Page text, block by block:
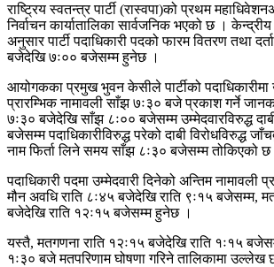
राष्ट्रिय स्वतन्त्र पार्टी (रास्वपा)को प्रथम
निर्वाचन कार्यातालिका सार्वजनिक भएको छ ।
अनुसार पार्टी पदाधिकारी पदको फारम वितरण तथा
बजेदेखि ७ः०० बजेसम्म हुनेछ ।
आयोगकका प्रमुख भुवन केसीले पार्टीको पदाधिकारीमा
प्रारम्भिक नामावली साँझ ७ः३० बजे प्रकाश गर्ने
७ः३० बजेदेखि साँझ ८ः०० बजेसम्म उम्मेदवारविरुद्ध
बजेसम्म पदाधिकारीविरुद्ध परेको दाबी विरोधविरुद्ध
नाम फिर्ता लिने समय साँझ ८ः३० बजेसम्म तोकिएको छ
पदाधिकारी पदमा उम्मेदवारी दिनेको अन्तिम
मौन अवधि राति ८ः४५ बजेदेखि राति ९ः१५ बजेसम्म,
बजेदेखि राति १२ः१५ बजेसम्म हुनेछ ।
यस्तै, मतगणना राति १२ः१५ बजेदेखि राति १ः१५
१ः३० बजे मतपरिणाम घोषणा गरिने तालिकामा उल्लेख